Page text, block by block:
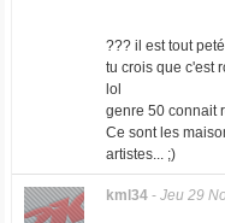
??? il est tout
tu crois que c'est
lol
genre 50 connait
Ce sont les
artistes... ;)
kml34- Jeu 29